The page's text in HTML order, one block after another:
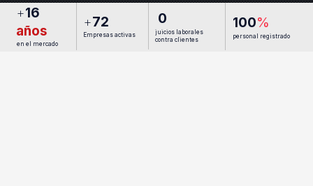
+16
años
en el mercado
+72
Empresas activas
juicios laborales
contra clientes
0 100%
personal registrado